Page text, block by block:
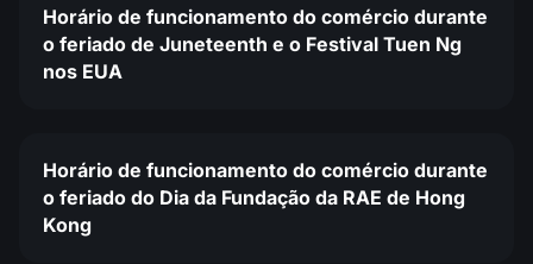
Horário de funcionamento do comércio durante
o feriado de Juneteenth e o Festival Tuen Ng
nos EUA
Horário de funcionamento do comércio durante
o feriado do Dia da Fundação da RAE de Hong
Kong